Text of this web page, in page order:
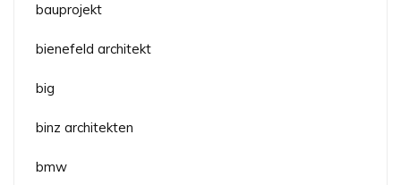
bauprojekt
bienefeld architekt
big
binz architekten
bmw